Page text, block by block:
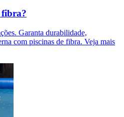
fibra?
Garanta durabilidade,
com piscinas de fibra. Veja mais